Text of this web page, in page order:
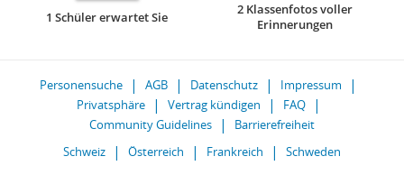
1 Schüler erwartet Sie
2 Klassenfotos voller
Erinnerungen
Personensuche AGB Datenschutz
Impressum
Privatsphäre
Vertrag kündigen
FAQ
Community Guidelines
Barrierefreiheit
Schweiz
Österreich Frankreich Schweden